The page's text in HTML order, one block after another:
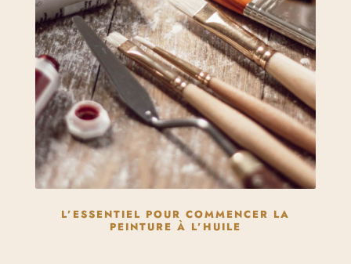
L’ESSENTIEL POUR COMMENCER LA
PEINTURE À L’HUILE